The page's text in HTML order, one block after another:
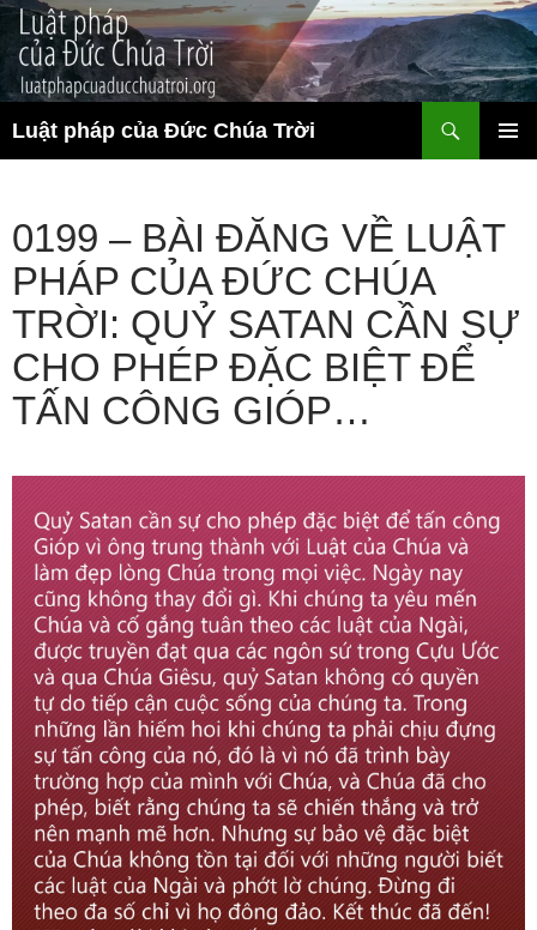
Chuyển
đến
nội
dung
Luật pháp của Đức Chúa Trời
kiếm
0199 – BÀI ĐĂNG VỀ LUẬT
PHÁP CỦA ĐỨC CHÚA
TRỜI: QUỶ SATAN CẦN SỰ
CHO PHÉP ĐẶC BIỆT ĐỂ
TẤN CÔNG GIÓP…